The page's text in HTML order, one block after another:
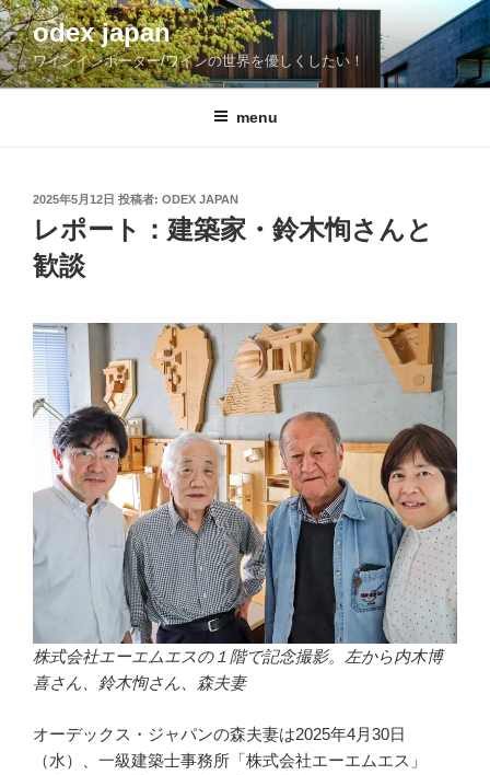
コ
ン
テ
ン
odex japan
ワインインポーター/ワインの世界を優しくしたい！
menu
投
稿
日:
2025年5月12日 投稿者: ODEX JAPAN
レポート：建築家・鈴木恂さんと
歓談
株式会社エーエムエスの１階で記念撮影。左から内木博
喜さん、鈴木恂さん、森夫妻
オーデックス・ジャパンの森夫妻は2025年4月30日
（水）、一級建築士事務所「株式会社エーエムエス」